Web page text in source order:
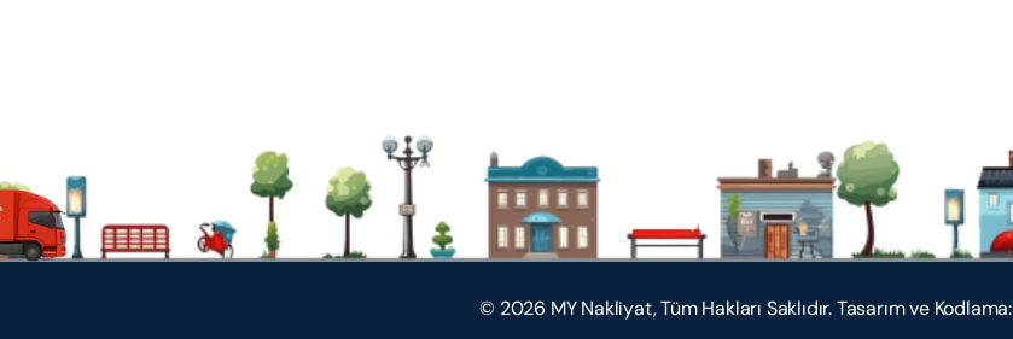
© 2026 MY Nakliyat, Tüm Hakları Saklıdır. Tasarım ve Kodlama: